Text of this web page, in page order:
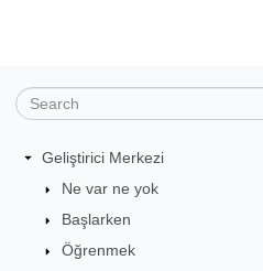
Geliştirici Merkezi
Ne var ne yok
Başlarken
Öğrenmek